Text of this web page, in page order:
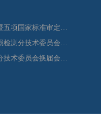
2025年全国钢标委钢管分技术委员会年会暨五项国家标准审定会在江苏苏州成功召开
全国钢标准化技术委员会第二届钢产品无损检测分技术委员会换届会暨四项标准审定会在苏州成功召开
全国钢标准化技术委员会第四届特殊合金分技术委员会换届会暨七项标准预审会在昆明顺利召开